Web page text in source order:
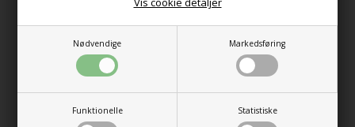
Nødvendige Markedsføring
Funktionelle Statistiske
personers familietelt
LW - 2 Personers
Lettvektslett